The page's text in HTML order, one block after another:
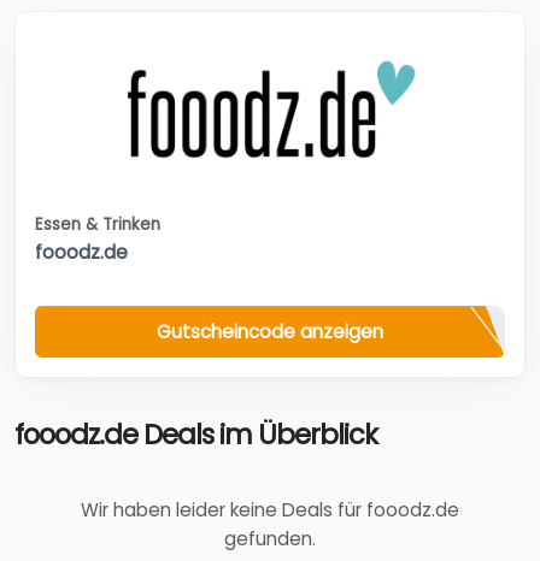
Essen & Trinken
fooodz.de
Gutscheincode anzeigen
fooodz.de Deals im Überblick
Wir haben leider keine Deals für fooodz.de
gefunden.